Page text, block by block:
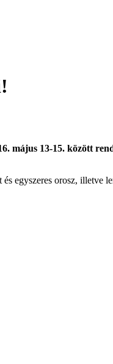
május 13-15. között
egyszeres orosz, illetve